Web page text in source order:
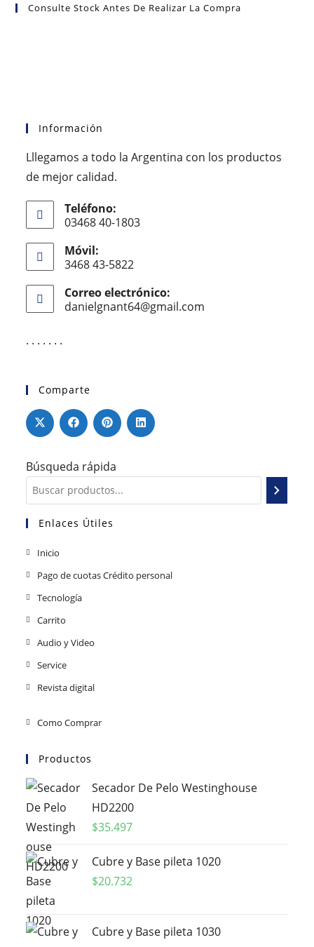
Consulte Stock Antes De Realizar La Compra
Información
Lllegamos a todo la Argentina con los productos
de mejor calidad.
Teléfono:
03468 40-1803
Móvil:
3468 43-5822
Correo electrónico:
danielgnant64@gmail.com
. . . . . . .
Comparte
Búsqueda rápida
Enlaces Útiles
Inicio
Pago de cuotas Crédito personal
Tecnología
Carrito
Audio y Video
Service
Revista digital
Como Comprar
Productos
Secador De Pelo Westinghouse
HD2200
$35.497
Cubre y Base pileta 1020
$20.732
Cubre y Base pileta 1030